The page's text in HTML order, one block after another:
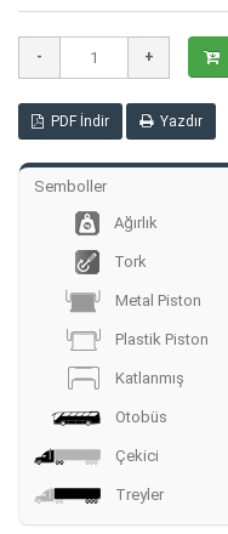
PDF İndir Yazdır
Semboller
Ağırlık
Tork
Metal Piston
Plastik Piston
Katlanmış
Otobüs
Çekici
Treyler